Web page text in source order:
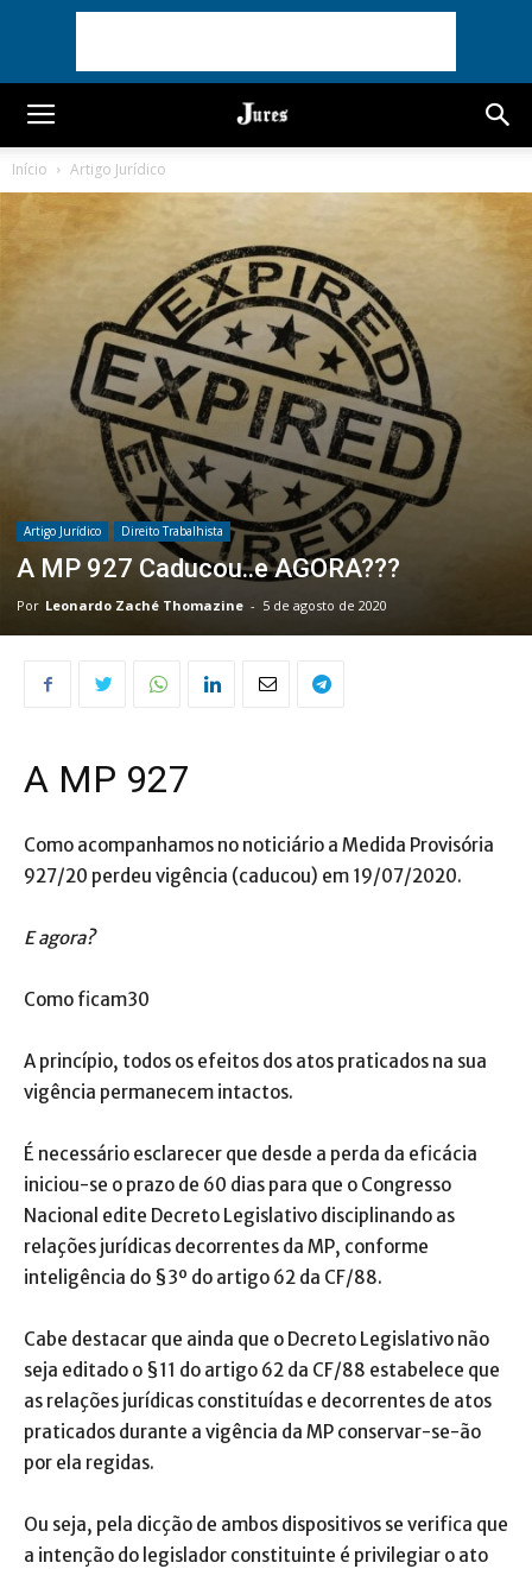
Início Artigo Jurídico
Artigo Jurídico Direito Trabalhista
A MP 927 Caducou..e AGORA???
Por Leonardo Zaché Thomazine - 5 de agosto de 2020
A MP 927
Como acompanhamos no noticiário a Medida Provisória
927/20 perdeu vigência (caducou) em 19/07/2020.
E agora?
Como ficam30
A princípio, todos os efeitos dos atos praticados na sua
vigência permanecem intactos.
É necessário esclarecer que desde a perda da eficácia
iniciou-se o prazo de 60 dias para que o Congresso
Nacional edite Decreto Legislativo disciplinando as
relações jurídicas decorrentes da MP, conforme
inteligência do §3º do artigo 62 da CF/88.
Cabe destacar que ainda que o Decreto Legislativo não
seja editado o §11 do artigo 62 da CF/88 estabelece que
as relações jurídicas constituídas e decorrentes de atos
praticados durante a vigência da MP conservar-se-ão
por ela regidas.
Ou seja, pela dicção de ambos dispositivos se verifica que
a intenção do legislador constituinte é privilegiar o ato